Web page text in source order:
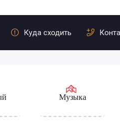
Куда сходить
Музыка